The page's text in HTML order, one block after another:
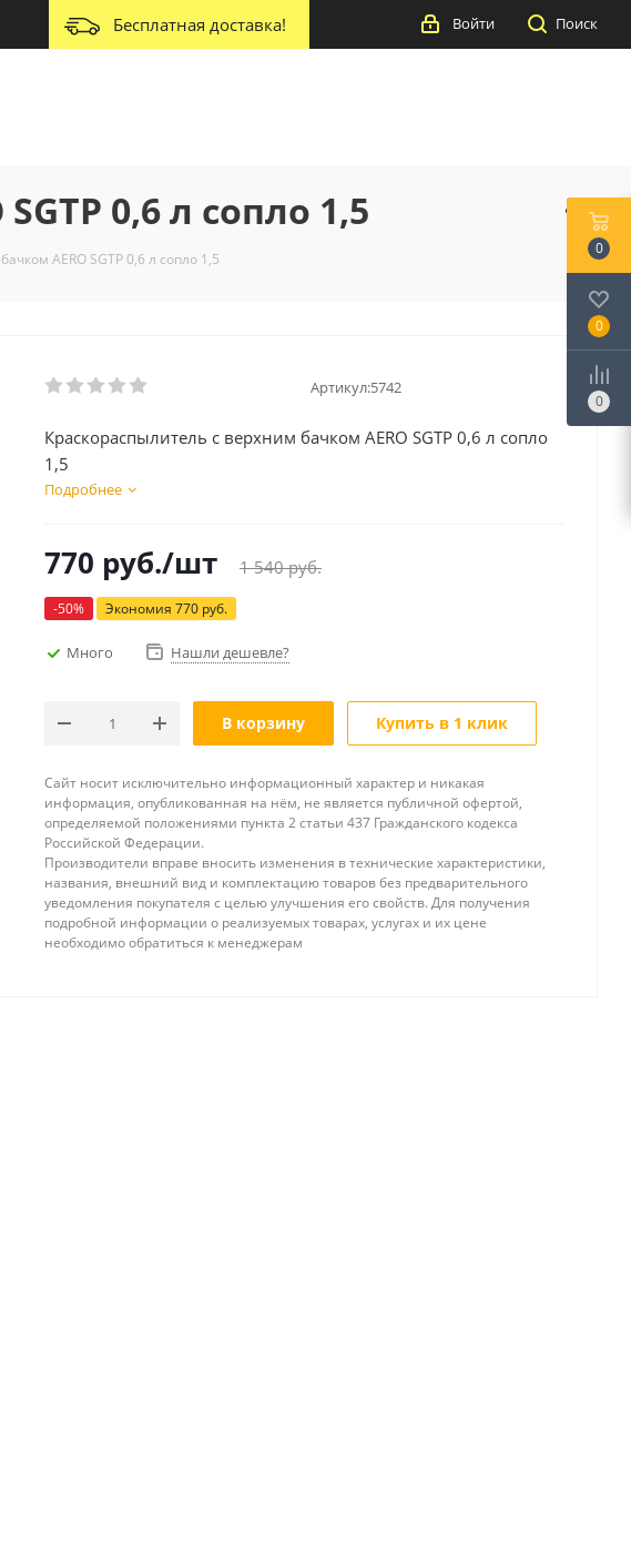
Бесплатная доставка! Поиск
Войти
0,6 л сопло 1,5
AERO SGTP 0,6 л сопло 1,5
Артикул:5742
Краскораспылитель с верхним бачком AERO SGTP 0,6 л сопло
1,5
Подробнее
770 руб./шт 1 540руб.
-50% Экономия 770 руб.
Много Нашли дешевле?
В корзину Купить в 1 клик
Сайт носит исключительно информационный характер и никакая
информация, опубликованная на нём, не является публичной офертой,
определяемой положениями пункта 2 статьи 437 Гражданского кодекса
Российской Федерации.
Производители вправе вносить изменения в технические характеристики,
названия, внешний вид и комплектацию товаров без предварительного
уведомления покупателя с целью улучшения его свойств. Для получения
подробной информации о реализуемых товарах, услугах и их цене
необходимо обратиться к менеджерам
0
0
0